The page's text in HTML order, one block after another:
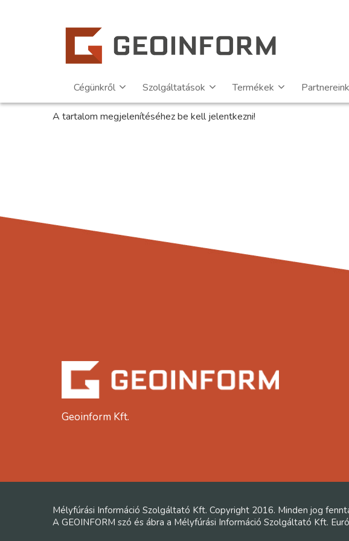
Cégünkről Szolgáltatások Termékek Partnereink
A tartalom megjelenítéséhez be kell jelentkezni!
Geoinform Kft.
Mélyfúrási Információ Szolgáltató Kft. Copyright 2016. Minden jog
A GEOINFORM szó és ábra a Mélyfúrási Információ Szolgáltató Kft.